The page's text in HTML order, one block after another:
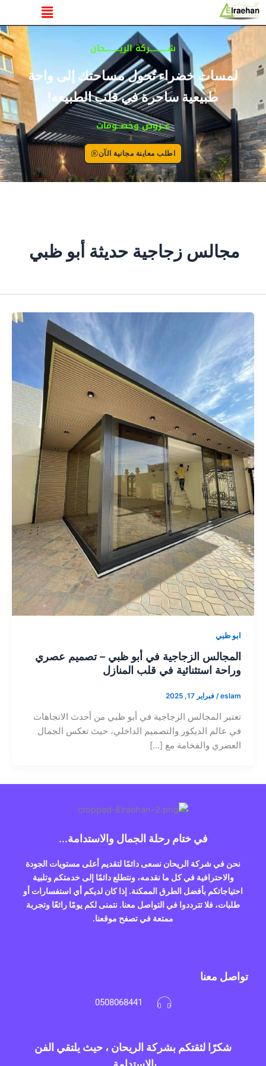
تخطي
إلى
المحتوى
القائمة
شــــــــــركة الريــــــــحان
لمسات خضراء تُحول مساحتك إلى واحة
طبيعية ساحرة في قلب الطبيعه!
عــروض وخصــومات
اطلب معاينة مجانية الآن
مجالس زجاجية حديثة أبو ظبي
ابو ظبي
المجالس الزجاجية في أبو ظبي – تصميم عصري
وراحة استثنائية في قلب المنازل
eslam
/ فبراير 17, 2025
تعتبر المجالس الزجاجية في أبو ظبي من أحدث الاتجاهات
في عالم الديكور والتصميم الداخلي، حيث تعكس الجمال
العصري والفخامة مع […]
في ختام رحلة الجمال والاستدامة...
نحن في شركة الريحان نسعى دائمًا لتقديم أعلى مستويات الجودة
والاحترافية في كل ما نقدمه، ونتطلع دائمًا إلى خدمتكم وتلبية
احتياجاتكم بأفضل الطرق الممكنة. إذا كان لديكم أي استفسارات أو
طلبات، فلا تترددوا في التواصل معنا. نتمنى لكم يومًا رائعًا وتجربة
ممتعة في تصفح موقعنا.
تواصل معنا
0508068441
شكرًا لثقتكم بشركة الريحان ، حيث يلتقي الفن